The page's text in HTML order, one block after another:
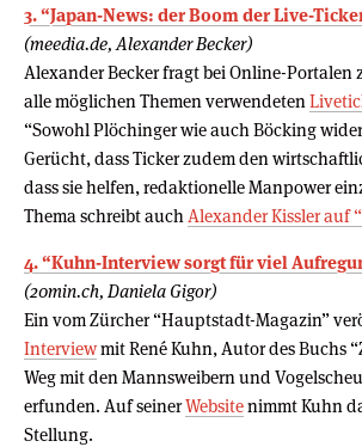
3. “Japan-News: der Boom der Live-
(meedia.de, Alexander Becker)
Alexander Becker fragt bei Online-Portalen
alle möglichen Themen verwendeten
“Sowohl Plöchinger wie auch Böcking
Gerücht, dass Ticker zudem den
dass sie helfen, redaktionelle Manpower
Thema schreibt auch Alexander Kissler auf
4. “Kuhn-Interview sorgt für viel
(20min.ch, Daniela Gigor)
Ein vom Zürcher “Hauptstadt-Magazin”
Interviewmit René Kuhn, Autor des Buchs
Weg mit den Mannsweibern und
erfunden. Auf seinerWebsitenimmt Kuhn
Stellung.